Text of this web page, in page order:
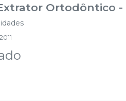
Ortodôntico -